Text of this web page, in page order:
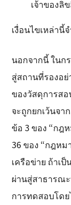
เจ้าของลิ
เงื่อนไขเหล่านี้
นอกจากนี้ ใน
สู่สถานที่รองอ
ของวัสดุการส
จะถูกยกเว้นจา
ข้อ 3 ของ “กฎ
36 ของ “กฎห
เครือข่าย ถ้าเ
ผ่านสู่สาธารณ
การทดสอบโด